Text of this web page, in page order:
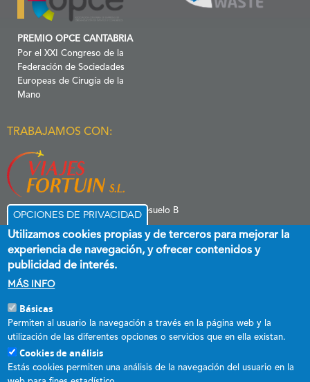
PREMIO OPCE CANTABRIA
Por el XXI Congreso de la
Federación de Sociedades
Europeas de Cirugía de la
Mano
TRABAJAMOS CON:
C/ Menéndez Pelayo 6 Entresuelo B
Esta empresa ha recibido una subvención destinada a promover el
empleo estable y de calidad, cofinanciada al 60 % por el Fondo Social
Europeo plus y el Gobierno de Cantabria a través del Programa
Operativo FSE+ de Cantabria 2021-2027.
Opciones de privacidad
Utilizamos cookies propias y de terceros para mejorar la
experiencia de navegación, y ofrecer contenidos y
publicidad de interés.
Más info
Básicas
Permiten al usuario la navegación a través en la página web y la
utilización de las diferentes opciones o servicios que en ella existan.
Cookies de análisis
Estás cookies permiten una análisis de la navegación del usuario en la